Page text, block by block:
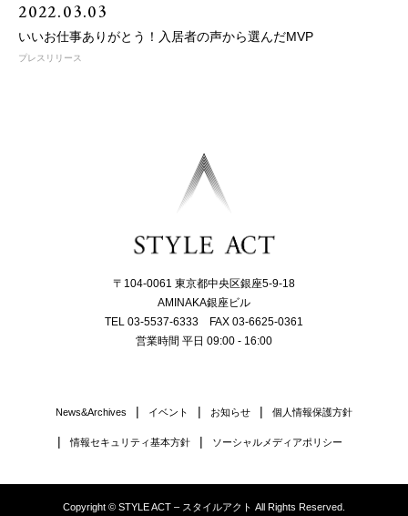
2022.03.03
いいお仕事ありがとう！入居者の声から選んだMVP
プレスリリース
〒104-0061 東京都中央区銀座5-9-18
AMINAKA銀座ビル
TEL 03-5537-6333 FAX 03-6625-0361
営業時間 平日 09:00 - 16:00
News&Archives イベント お知らせ 個人情報保護方針
情報セキュリティ基本方針 ソーシャルメディアポリシー
Copyright © STYLE ACT – スタイルアクト All Rights Reserved.